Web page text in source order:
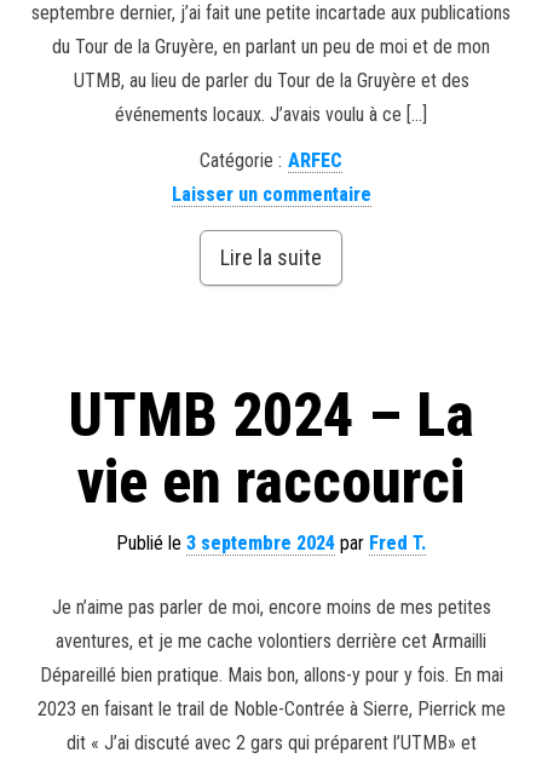
septembre dernier, j’ai fait une petite incartade aux publications
du Tour de la Gruyère, en parlant un peu de moi et de mon
UTMB, au lieu de parler du Tour de la Gruyère et des
événements locaux. J’avais voulu à ce […]
Catégorie : ARFEC
Laisser un commentaire
Lire la suite
UTMB 2024 – La
vie en raccourci
Publié le 3 septembre 2024 par Fred T.
Je n’aime pas parler de moi, encore moins de mes petites
aventures, et je me cache volontiers derrière cet Armailli
Dépareillé bien pratique. Mais bon, allons-y pour y fois. En mai
2023 en faisant le trail de Noble-Contrée à Sierre, Pierrick me
dit « J’ai discuté avec 2 gars qui préparent l’UTMB» et